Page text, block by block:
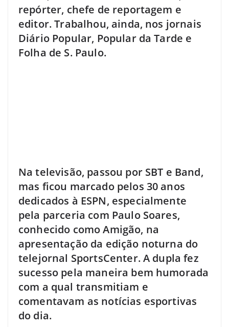
repórter, chefe de reportagem e
editor. Trabalhou, ainda, nos jornais
Diário Popular, Popular da Tarde e
Folha de S. Paulo.
Na televisão, passou por SBT e Band,
mas ficou marcado pelos 30 anos
dedicados à ESPN, especialmente
pela parceria com Paulo Soares,
conhecido como Amigão, na
apresentação da edição noturna do
telejornal SportsCenter. A dupla fez
sucesso pela maneira bem humorada
com a qual transmitiam e
comentavam as notícias esportivas
do dia.